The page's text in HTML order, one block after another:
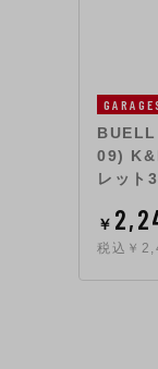
09)
レット
￥
税込￥